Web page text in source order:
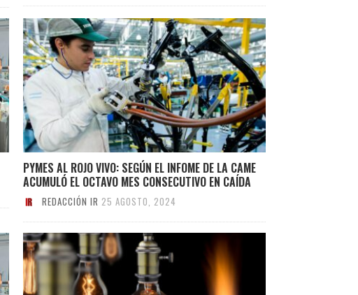
PYMES AL ROJO VIVO: SEGÚN EL INFOME DE LA CAME
ACUMULÓ EL OCTAVO MES CONSECUTIVO EN CAÍDA
REDACCIÓN IR 25 AGOSTO, 2024